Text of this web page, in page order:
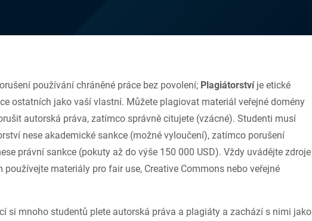
používání chráněné práce bez povolení; Plagiátorstvíje etické
ostatních jako vaší vlastní. Můžete plagiovat materiál veřejné domény
autorská práva, zatímco správně citujete (vzácné). Studenti musí
nese akademické sankce (možné vyloučení), zatímco porušení
právní sankce (pokuty až do výše 150 000 USD). Vždy uvádějte zdroje
používejte materiály pro fair use, Creative Commons nebo veřejné
si mnoho studentů plete autorská práva a plagiáty a zachází s nimi jako